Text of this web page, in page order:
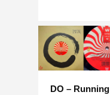
DO – Running